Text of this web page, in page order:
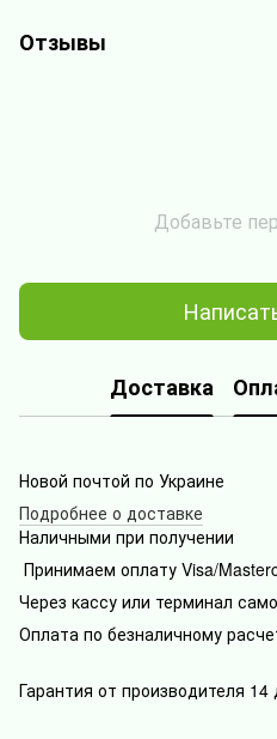
Отзывы
Добавьте
Доставка
Новой почтой по Украине
Подробнее о доставке
Наличными при получении
Принимаем оплату Visa/
Через кассу или терминал
Оплата по безналичному
Гарантия от производителя 14